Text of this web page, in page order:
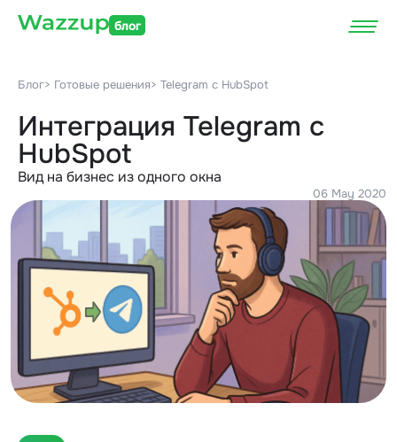
блог
Блог> Готовые решения> Telegram c HubSpot
Интеграция Telegram c
HubSpot
Вид на бизнес из одного окна
06 May 2020